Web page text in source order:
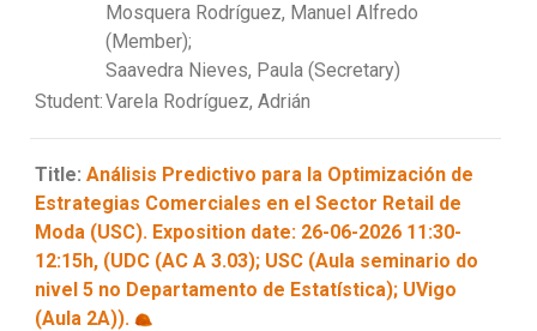
Mosquera Rodríguez, Manuel Alfredo
(Member);
Saavedra Nieves, Paula (Secretary)
Student:Varela Rodríguez, Adrián
Title: Análisis Predictivo para la Optimización de
Estrategias Comerciales en el Sector Retail de
Moda (USC). Exposition date: 26-06-2026 11:30-
12:15h, (UDC (AC A 3.03); USC (Aula seminario do
nivel 5 no Departamento de Estatística); UVigo
(Aula 2A)).